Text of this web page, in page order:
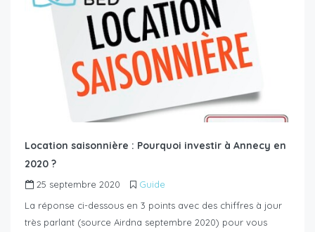
Location saisonnière : Pourquoi investir à Annecy en
2020 ?
25 septembre 2020
Guide
La réponse ci-dessous en 3 points avec des chiffres à jour
très parlant (source Airdna septembre 2020) pour vous